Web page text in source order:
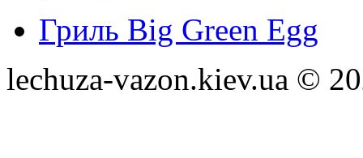
Гриль Big Green Egg
lechuza-vazon.kiev.ua ©